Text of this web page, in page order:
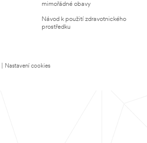
mimořádné obavy
Návod k použití zdravotnického
prostředku
Nastavení cookies